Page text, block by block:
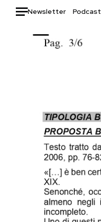
Newsletter Podcast
Politica
Scienza
Cultura
Economia
Sport